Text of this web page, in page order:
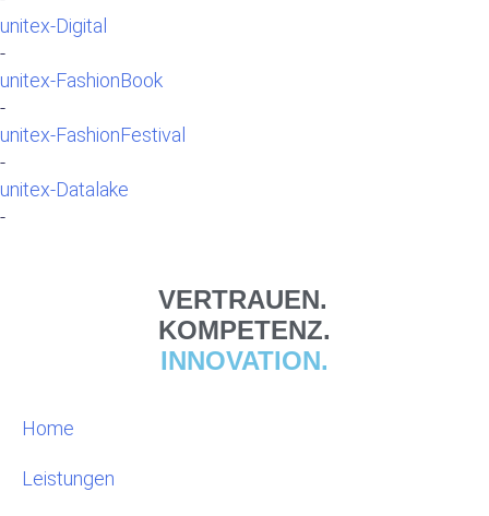
unitex-Digital
-
unitex-FashionBook
-
unitex-FashionFestival
-
unitex-Datalake
-
VERTRAUEN.
KOMPETENZ.
INNOVATION.
Home
Leistungen